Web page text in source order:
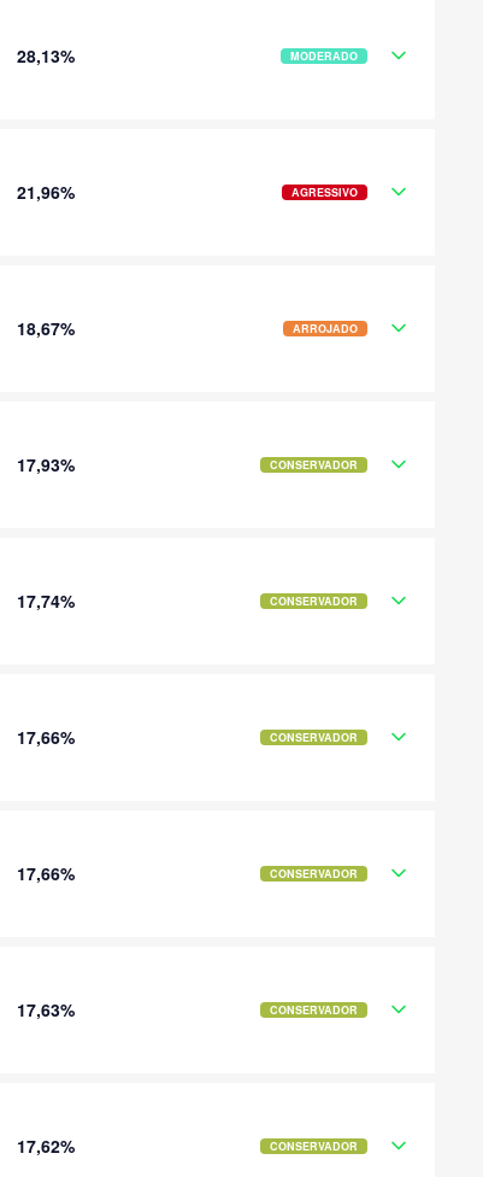
28,13% MODERADO
21,96% AGRESSIVO
18,67% ARROJADO
17,93% CONSERVADOR
17,74% CONSERVADOR
17,66% CONSERVADOR
17,66% CONSERVADOR
17,63% CONSERVADOR
17,62% CONSERVADOR